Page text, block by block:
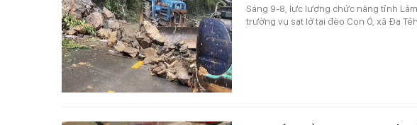
Sáng 9-8, lực lượng chức năng tỉnh
trường vụ sạt lở tại đèo Con Ó, xã Đạ